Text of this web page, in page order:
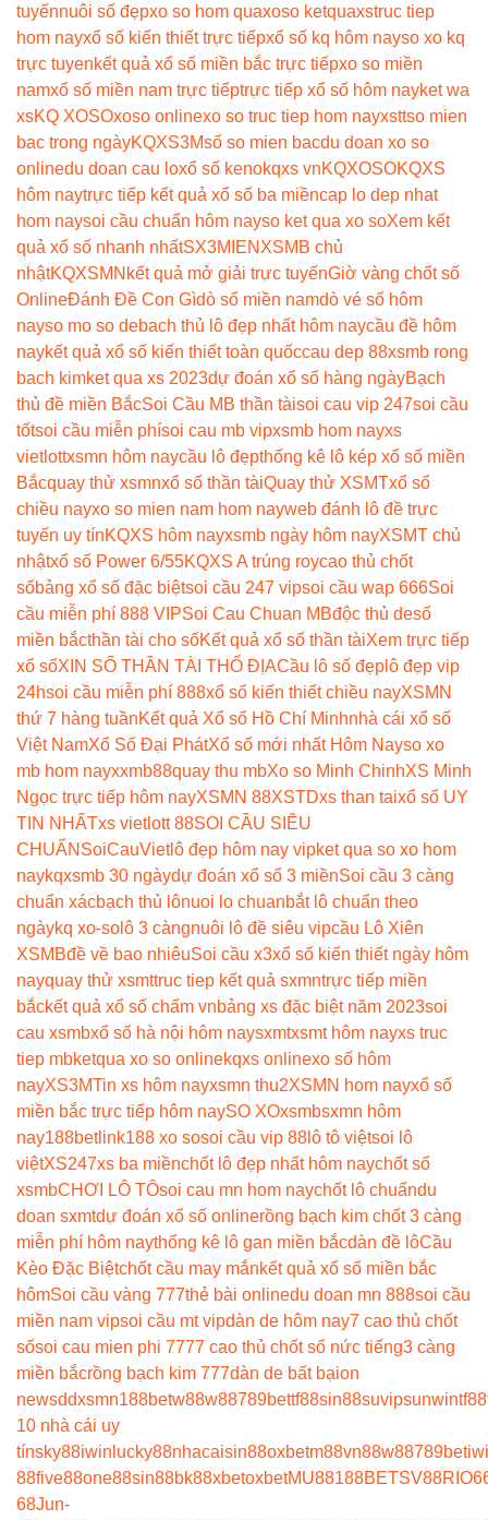
tuyếnnuôi số đẹpxo so hom quaxoso ketquaxstruc tiep
hom nayxổ số kiến thiết trực tiếpxổ số kq hôm nayso xo kq
trực tuyenkết quả xổ số miền bắc trực tiếpxo so miền
namxổ số miền nam trực tiếptrực tiếp xổ số hôm nayket wa
xsKQ XOSOxoso onlinexo so truc tiep hom nayxsttso mien
bac trong ngàyKQXS3Msố so mien bacdu doan xo so
onlinedu doan cau loxổ số kenokqxs vnKQXOSOKQXS
hôm naytrực tiếp kết quả xổ số ba miềncap lo dep nhat
hom naysoi cầu chuẩn hôm nayso ket qua xo soXem kết
quả xổ số nhanh nhấtSX3MIEN XSMB chủ
nhậtKQXSMN kết quả mở giải trực tuyếnGiờ vàng chốt số
OnlineĐánh Đề Con Gìdò số miền namdò vé số hôm
nayso mo so debach thủ lô đẹp nhất hôm naycầu đề hôm
naykết quả xổ số kiến thiết toàn quốccau dep 88xsmb rong
bach kimket qua xs 2023dự đoán xổ số hàng ngàyBạch
thủ đề miền BắcSoi Cầu MB thần tàisoi cau vip 247soi cầu
tốtsoi cầu miễn phísoi cau mb vipxsmb hom nayxs
vietlottxsmn hôm naycầu lô đẹpthống kê lô kép xổ số miền
Bắcquay thử xsmnxổ số thần tàiQuay thử XSMTxổ số
chiều nayxo so mien nam hom nayweb đánh lô đề trực
tuyến uy tínKQXS hôm nayxsmb ngày hôm nayXSMT chủ
nhậtxổ số Power 6/55KQXS A trúng roycao thủ chốt
sốbảng xổ số đặc biệtsoi cầu 247 vipsoi cầu wap 666Soi
cầu miễn phí 888 VIPSoi Cau Chuan MBđộc thủ desố
miền bắcthần tài cho sốKết quả xổ số thần tàiXem trực tiếp
xổ sốXIN SỐ THẦN TÀI THỔ ĐỊACầu lô số đẹp lô đẹp vip
24hsoi cầu miễn phí 888xổ số kiến thiết chiều nayXSMN
thứ 7 hàng tuầnKết quả Xổ số Hồ Chí Minhnhà cái xổ số
Việt NamXổ Số Đại PhátXổ số mới nhất Hôm Nayso xo
mb hom nayxxmb88quay thu mbXo so Minh ChinhXS Minh
Ngọc trực tiếp hôm nayXSMN 88XSTDxs than taixổ số UY
TIN NHẤTxs vietlott 88SOI CẦU SIÊU
CHUẨN SoiCauVietlô đẹp hôm nay vipket qua so xo hom
naykqxsmb 30 ngàydự đoán xổ số 3 miềnSoi cầu 3 càng
chuẩn xácbạch thủ lônuoi lo chuanbắt lô chuẩn theo
ngàykq xo-so lô 3 càngnuôi lô đề siêu vipcầu Lô Xiên
XSMBđề về bao nhiêuSoi cầu x3xổ số kiến thiết ngày hôm
nayquay thử xsmttruc tiep kết quả sxmntrực tiếp miền
bắckết quả xổ số chấm vnbảng xs đặc biệt năm 2023soi
cau xsmbxổ số hà nội hôm naysxmtxsmt hôm nayxs truc
tiep mbketqua xo so onlinekqxs onlinexo số hôm
nayXS3MTin xs hôm nayxsmn thu2XSMN hom nayxổ số
miền bắc trực tiếp hôm naySO XOxsmbsxmn hôm
nay188betlink188 xo sosoi cầu vip 88 lô tô việtsoi lô
việtXS247xs ba miềnchốt lô đẹp nhất hôm naychốt số
xsmbCHƠI LÔ TÔsoi cau mn hom naychốt lô chuẩndu
doan sxmtdự đoán xổ số onlinerồng bạch kim chốt 3 càng
miễn phí hôm naythống kê lô gan miền bắcdàn đề lôCầu
Kèo Đặc Biệtchốt cầu may mắnkết quả xổ số miền bắc
hômSoi cầu vàng 777thẻ bài onlinedu doan mn 888soi cầu
miền nam vipsoi cầu mt vipdàn de hôm nay7 cao thủ chốt
sốsoi cau mien phi 7777 cao thủ chốt số nức tiếng3 càng
miền bắcrồng bạch kim 777dàn de bất bạion
newsddxsmn188betw88w88789bettf88sin88suvipsunwintf88
10 nhà cái uy
tínsky88iwin lucky88nhacaisin88oxbetm88vn88w88789bet
88five88one88sin88bk88xbetoxbetMU88188BETSV88
68Jun-